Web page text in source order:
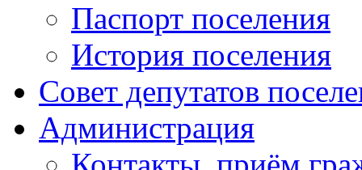
Паспорт поселения
История поселения
Совет депутатов
Администрация